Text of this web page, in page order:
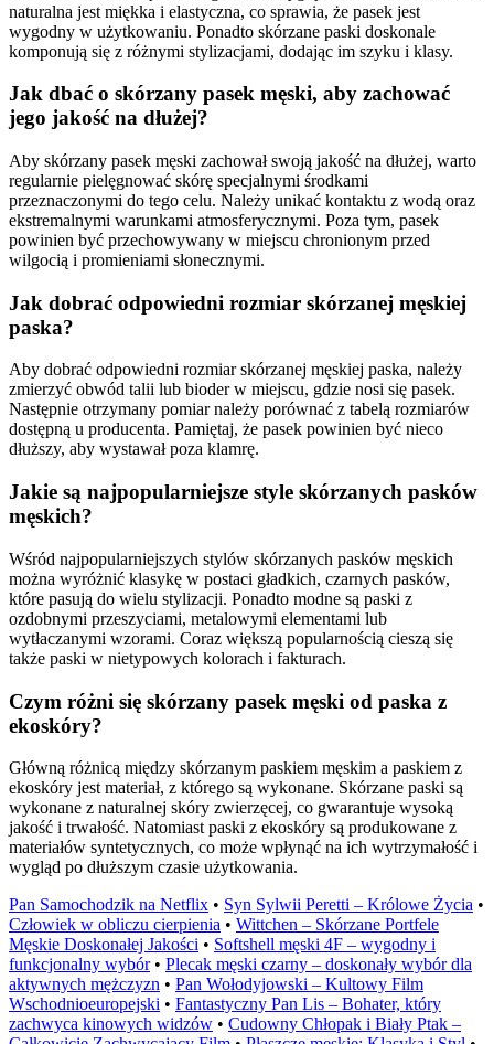
naturalna jest miękka i elastyczna, co sprawia, że pasek jest
wygodny w użytkowaniu. Ponadto skórzane paski doskonale
komponują się z różnymi stylizacjami, dodając im szyku i klasy.
Jak dbać o skórzany pasek męski, aby zachować
jego jakość na dłużej?
Aby skórzany pasek męski zachował swoją jakość na dłużej, warto
regularnie pielęgnować skórę specjalnymi środkami
przeznaczonymi do tego celu. Należy unikać kontaktu z wodą oraz
ekstremalnymi warunkami atmosferycznymi. Poza tym, pasek
powinien być przechowywany w miejscu chronionym przed
wilgocią i promieniami słonecznymi.
Jak dobrać odpowiedni rozmiar skórzanej męskiej
paska?
Aby dobrać odpowiedni rozmiar skórzanej męskiej paska, należy
zmierzyć obwód talii lub bioder w miejscu, gdzie nosi się pasek.
Następnie otrzymany pomiar należy porównać z tabelą rozmiarów
dostępną u producenta. Pamiętaj, że pasek powinien być nieco
dłuższy, aby wystawał poza klamrę.
Jakie są najpopularniejsze style skórzanych pasków
męskich?
Wśród najpopularniejszych stylów skórzanych pasków męskich
można wyróżnić klasykę w postaci gładkich, czarnych pasków,
które pasują do wielu stylizacji. Ponadto modne są paski z
ozdobnymi przeszyciami, metalowymi elementami lub
wytłaczanymi wzorami. Coraz większą popularnością cieszą się
także paski w nietypowych kolorach i fakturach.
Czym różni się skórzany pasek męski od paska z
ekoskóry?
Główną różnicą między skórzanym paskiem męskim a paskiem z
ekoskóry jest materiał, z którego są wykonane. Skórzane paski są
wykonane z naturalnej skóry zwierzęcej, co gwarantuje wysoką
jakość i trwałość. Natomiast paski z ekoskóry są produkowane z
materiałów syntetycznych, co może wpłynąć na ich wytrzymałość i
wygląd po dłuższym czasie użytkowania.
Pan Samochodzik na Netflix • Syn Sylwii Peretti – Królowe Życia •
Człowiek w obliczu cierpienia • Wittchen – Skórzane Portfele
Męskie Doskonałej Jakości • Softshell męski 4F – wygodny i
funkcjonalny wybór• Plecak męski czarny – doskonały wybór dla
aktywnych mężczyzn • Pan Wołodyjowski – Kultowy Film
Wschodnioeuropejski • Fantastyczny Pan Lis – Bohater, który
zachwyca kinowych widzów • Cudowny Chłopak i Biały Ptak –